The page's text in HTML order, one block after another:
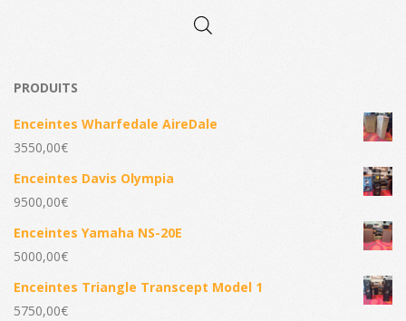
PRODUITS
Enceintes Wharfedale AireDale
3550,00€
Enceintes Davis Olympia
9500,00€
Enceintes Yamaha NS-20E
5000,00€
Enceintes Triangle Transcept Model 1
5750,00€